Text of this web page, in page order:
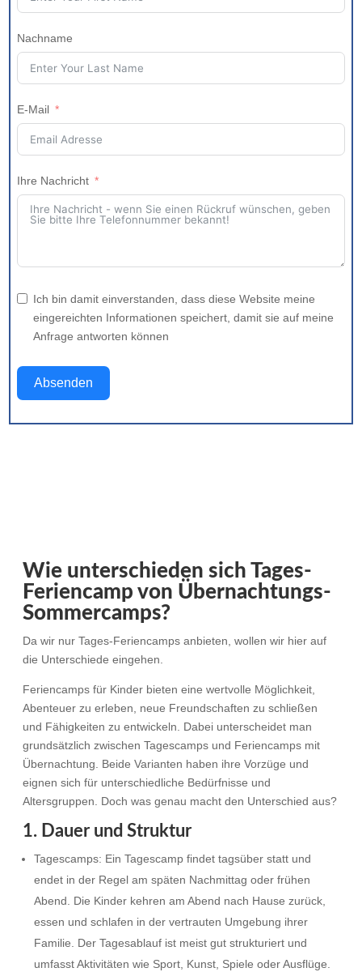
Nachname
E-Mail
Ihre Nachricht
Ich bin damit einverstanden, dass diese Website meine
eingereichten Informationen speichert, damit sie auf meine
Anfrage antworten können
Absenden
Wie unterschieden sich Tages-
Feriencamp von Übernachtungs-
Sommercamps?
Da wir nur Tages-Feriencamps anbieten, wollen wir hier auf
die Unterschiede eingehen.
Feriencamps für Kinder bieten eine wertvolle Möglichkeit,
Abenteuer zu erleben, neue Freundschaften zu schließen
und Fähigkeiten zu entwickeln. Dabei unterscheidet man
grundsätzlich zwischen Tagescamps und Feriencamps mit
Übernachtung. Beide Varianten haben ihre Vorzüge und
eignen sich für unterschiedliche Bedürfnisse und
Altersgruppen. Doch was genau macht den Unterschied aus?
1. Dauer und Struktur
Tagescamps: Ein Tagescamp findet tagsüber statt und
endet in der Regel am späten Nachmittag oder frühen
Abend. Die Kinder kehren am Abend nach Hause zurück,
essen und schlafen in der vertrauten Umgebung ihrer
Familie. Der Tagesablauf ist meist gut strukturiert und
umfasst Aktivitäten wie Sport, Kunst, Spiele oder Ausflüge.